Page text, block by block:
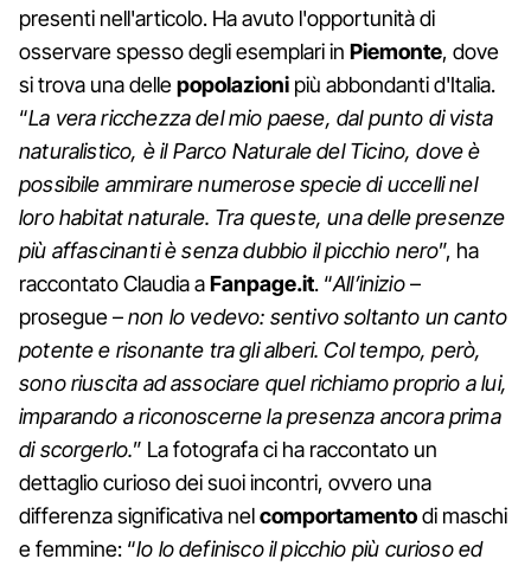
presenti nell'articolo. Ha avuto l'opportunità di
osservare spesso degli esemplari in Piemonte, dove
si trova una dellepopolazioni più abbondanti d'Italia.
“La vera ricchezza del mio paese, dal punto di vista
naturalistico, è il Parco Naturale del Ticino, dove è
possibile ammirare numerose specie di uccelli nel
loro habitat naturale. Tra queste, una delle presenze
più affascinanti è senza dubbio il picchio nero”, ha
raccontato Claudia aFanpage.it. “All’inizio–
prosegue –non lo vedevo: sentivo soltanto un canto
potente e risonante tra gli alberi. Col tempo, però,
sono riuscita ad associare quel richiamo proprio a lui,
imparando a riconoscerne la presenza ancora prima
di scorgerlo.” La fotografa ci ha raccontato un
dettaglio curioso dei suoi incontri, ovvero una
differenza significativa nelcomportamentodi maschi
e femmine: “Io lo definisco il picchio più curioso ed